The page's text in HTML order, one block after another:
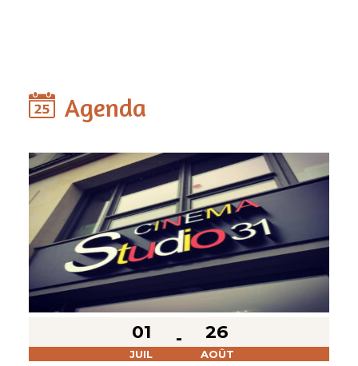
Agenda
01
JUIL
26
AOÛT